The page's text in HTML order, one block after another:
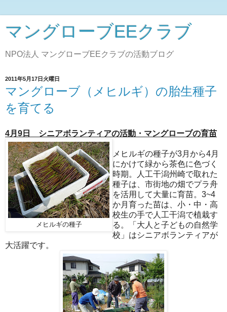
マングローブEEクラブ
NPO法人 マングローブEEクラブの活動ブログ
2011年5月17日火曜日
マングローブ（メヒルギ）の胎生種子
を育てる
4月9日 シニアボランティアの活動・マングローブの育苗
メヒルギの種子
メヒルギの種子が3月から4月
にかけて緑から茶色に色づく
時期。人工干潟州崎で取れた
種子は、市街地の畑でプラ舟
を活用して大量に育苗。3~4
か月育った苗は、小・中・高
校生の手で人工干潟で植栽す
る。「大人と子どもの自然学
校」はシニアボランティアが
大活躍です。